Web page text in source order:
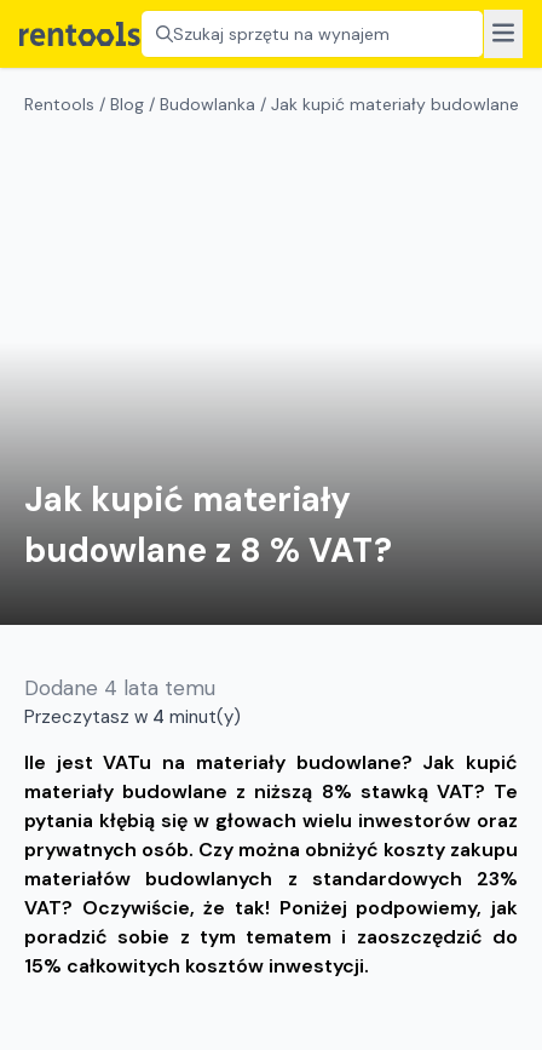
Szukaj sprzętu na wynajem
Rentools / Blog / Budowlanka / Jak kupić materiały budowlane z
Jak kupić materiały
budowlane z 8 % VAT?
Dodane 4 lata temu
Przeczytasz w 4 minut(y)
Ile jest VATu na materiały budowlane? Jak kupić
materiały budowlane z niższą 8% stawką VAT? Te
pytania kłębią się w głowach wielu inwestorów oraz
prywatnych osób. Czy można obniżyć koszty zakupu
materiałów budowlanych z standardowych 23%
VAT? Oczywiście, że tak! Poniżej podpowiemy, jak
poradzić sobie z tym tematem i zaoszczędzić do
15% całkowitych kosztów inwestycji.